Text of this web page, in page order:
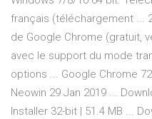
français (téléchargement ...
de Google Chrome (gratuit,
avec le support du mode
options ... Google Chrome
Neowin 29 Jan 2019 ...
Installer 32-bit | 51.4 MB ...